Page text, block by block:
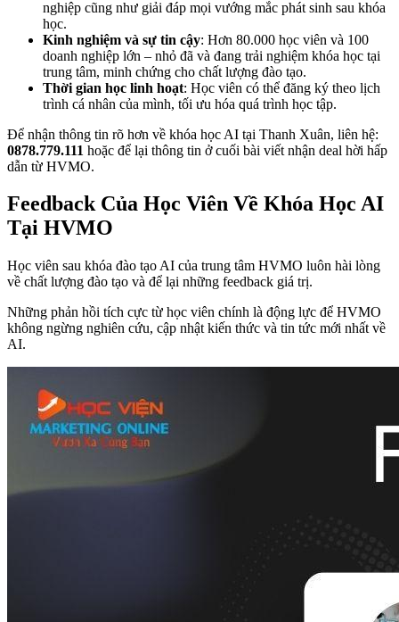
nghiệp cũng như giải đáp mọi vướng mắc phát sinh sau khóa
học.
Kinh nghiệm và sự tin cậy: Hơn 80.000 học viên và 100
doanh nghiệp lớn – nhỏ đã và đang trải nghiệm khóa học tại
trung tâm, minh chứng cho chất lượng đào tạo.
Thời gian học linh hoạt: Học viên có thể đăng ký theo lịch
trình cá nhân của mình, tối ưu hóa quá trình học tập.
Để nhận thông tin rõ hơn về khóa học AI tại Thanh Xuân, liên hệ:
0878.779.111 hoặc để lại thông tin ở cuối bài viết nhận deal hời hấp
dẫn từ HVMO.
Feedback Của Học Viên Về Khóa Học AI
Tại HVMO
Học viên sau khóa đào tạo AI của trung tâm HVMO luôn hài lòng
về chất lượng đào tạo và để lại những feedback giá trị.
Những phản hồi tích cực từ học viên chính là động lực để HVMO
không ngừng nghiên cứu, cập nhật kiến thức và tin tức mới nhất về
AI.